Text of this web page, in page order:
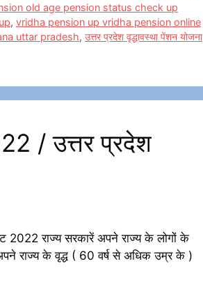
old age pension status check up
, vridha pension up vridha pension online
uttar pradesh, उत्तर प्रदेश वृद्धावस्था पेंशन योजना
/ उत्तर प्रदेश
राज्य सरकारें अपने राज्य के लोगों के
अपने राज्य के वृद्ध ( 60 वर्ष से अधिक उम्र के )